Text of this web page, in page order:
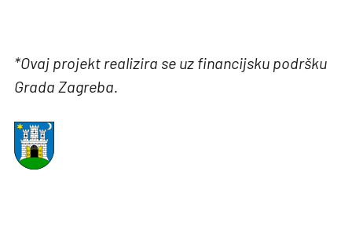
*Ovaj projekt realizira se uz financijsku podršku
Grada Zagreba.